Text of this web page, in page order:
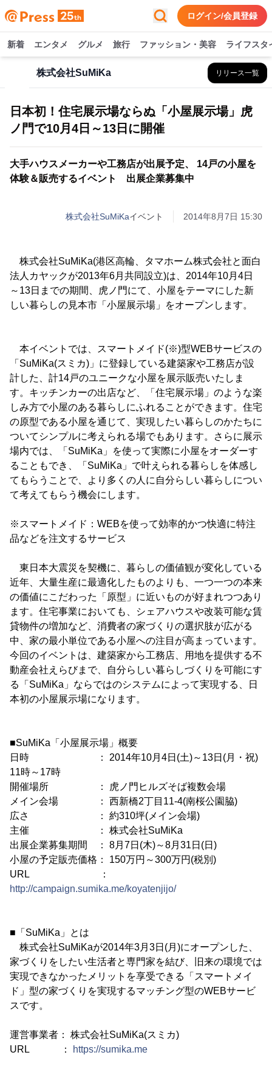
ログイン/会員登録
新着 エンタメ グルメ 旅行 ファッション・美容 ライフスタ
株式会社SuMiKa リリース一覧
日本初！住宅展示場ならぬ「小屋展示場」虎
ノ門で10月4日～13日に開催
大手ハウスメーカーや工務店が出展予定、 14戸の小屋を
体験＆販売するイベント 出展企業募集中
株式会社SuMiKaイベント 2014年8月7日 15:30
株式会社SuMiKa(港区高輪、タマホーム株式会社と面白
法人カヤックが2013年6月共同設立)は、2014年10月4日
～13日までの期間、虎ノ門にて、小屋をテーマにした新
しい暮らしの見本市「小屋展示場」をオープンします。
本イベントでは、スマートメイド(※)型WEBサービスの
「SuMiKa(スミカ)」に登録している建築家や工務店が設
計した、計14戸のユニークな小屋を展示販売いたしま
す。キッチンカーの出店など、「住宅展示場」のような楽
しみ方で小屋のある暮らしにふれることができます。住宅
の原型である小屋を通じて、実現したい暮らしのかたちに
ついてシンプルに考えられる場でもあります。さらに展示
場内では、「SuMiKa」を使って実際に小屋をオーダーす
ることもでき、「SuMiKa」で叶えられる暮らしを体感し
てもらうことで、より多くの人に自分らしい暮らしについ
て考えてもらう機会にします。
※スマートメイド：WEBを使って効率的かつ快適に特注
品などを注文するサービス
東日本大震災を契機に、暮らしの価値観が変化している
近年、大量生産に最適化したものよりも、一つ一つの本来
の価値にこだわった「原型」に近いものが好まれつつあり
ます。住宅事業においても、シェアハウスや改装可能な賃
貸物件の増加など、消費者の家づくりの選択肢が広がる
中、家の最小単位である小屋への注目が高まっています。
今回のイベントは、建築家から工務店、用地を提供する不
動産会社えらびまで、自分らしい暮らしづくりを可能にす
る「SuMiKa」ならではのシステムによって実現する、日
本初の小屋展示場になります。
■SuMiKa「小屋展示場」概要
日時 ： 2014年10月4日(土)～13日(月・祝)
11時～17時
開催場所 ： 虎ノ門ヒルズそば複数会場
メイン会場 ： 西新橋2丁目11-4(南桜公園脇)
広さ ： 約310坪(メイン会場)
主催 ： 株式会社SuMiKa
出展企業募集期間 ： 8月7日(木)～8月31日(日)
小屋の予定販売価格： 150万円～300万円(税別)
URL ：
http://campaign.sumika.me/koyatenjijo/
■「SuMiKa」とは
株式会社SuMiKaが2014年3月3日(月)にオープンした、
家づくりをしたい生活者と専門家を結び、旧来の環境では
実現できなかったメリットを享受できる「スマートメイ
ド」型の家づくりを実現するマッチング型のWEBサービ
スです。
運営事業者： 株式会社SuMiKa(スミカ)
URL ：
https://sumika.me